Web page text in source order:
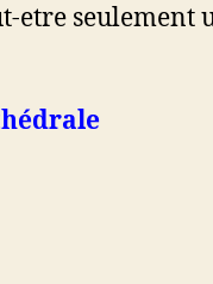
etre seulement